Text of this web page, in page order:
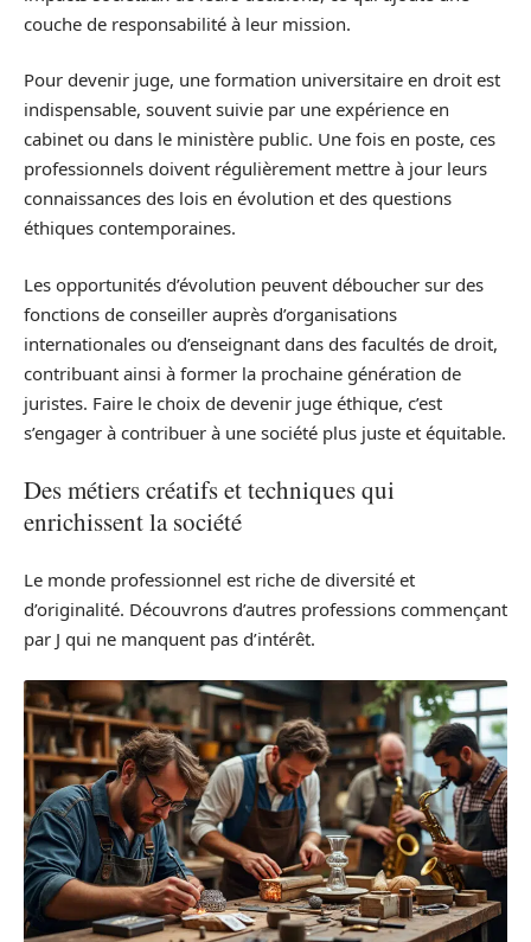
couche de responsabilité à leur mission.
Pour devenir juge, une formation universitaire en droit est
indispensable, souvent suivie par une expérience en
cabinet ou dans le ministère public. Une fois en poste, ces
professionnels doivent régulièrement mettre à jour leurs
connaissances des lois en évolution et des questions
éthiques contemporaines.
Les opportunités d’évolution peuvent déboucher sur des
fonctions de conseiller auprès d’organisations
internationales ou d’enseignant dans des facultés de droit,
contribuant ainsi à former la prochaine génération de
juristes. Faire le choix de devenir juge éthique, c’est
s’engager à contribuer à une société plus juste et équitable.
Des métiers créatifs et techniques qui
enrichissent la société
Le monde professionnel est riche de diversité et
d’originalité. Découvrons d’autres professions commençant
par J qui ne manquent pas d’intérêt.